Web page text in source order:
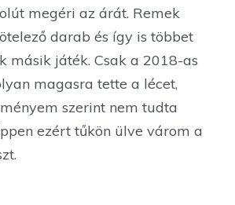
megéri az árát. Remek
darab és így is többet
másik játék. Csak a 2018-as
magasra tette a lécet,
szerint nem tudta
ezért tűkön ülve várom a